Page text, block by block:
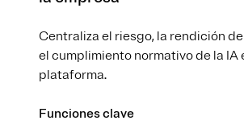
Centraliza el riesgo, la rendición
el cumplimiento normativo de la IA
plataforma.
Funciones clave